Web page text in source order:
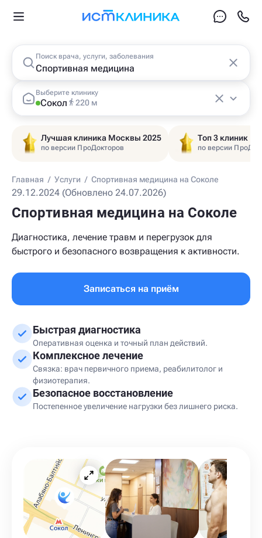
Поиск врача, услуги, заболевания
Выберите клинику
Сокол 220 м
Лучшая клиника Москвы 2025
по версии ПроДокторов
Топ 3 клиник
по версии
Главная / Услуги / Спортивная медицина на Соколе
29.12.2024 (Обновлено 24.07.2026)
Спортивная медицина на Соколе
Диагностика, лечение травм и перегрузок для
быстрого и безопасного возвращения к активности.
Записаться на приём
Быстрая диагностика
Оперативная оценка и точный план действий.
Комплексное лечение
Связка: врач первичного приема, реабилитолог и
физиотерапия.
Безопасное восстановление
Постепенное увеличение нагрузки без лишнего риска.